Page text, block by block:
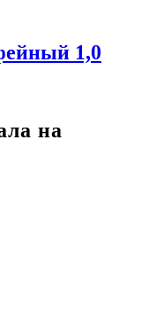
1,0
на